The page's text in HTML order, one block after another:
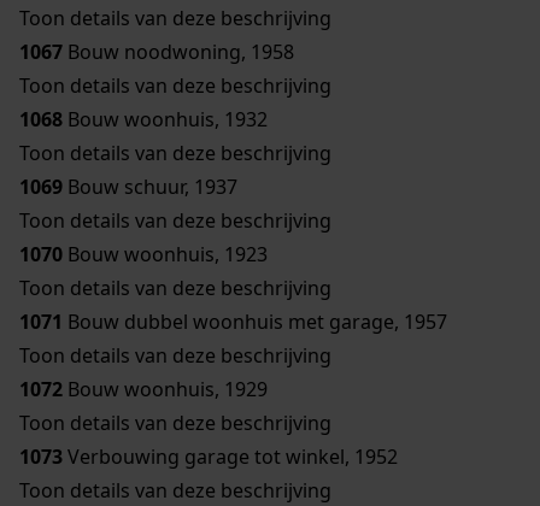
Toon details van deze beschrijving
1067 Bouw noodwoning, 1958
Toon details van deze beschrijving
1068 Bouw woonhuis, 1932
Toon details van deze beschrijving
1069 Bouw schuur, 1937
Toon details van deze beschrijving
1070 Bouw woonhuis, 1923
Toon details van deze beschrijving
1071 Bouw dubbel woonhuis met garage, 1957
Toon details van deze beschrijving
1072 Bouw woonhuis, 1929
Toon details van deze beschrijving
1073Verbouwing garage tot winkel, 1952
Toon details van deze beschrijving